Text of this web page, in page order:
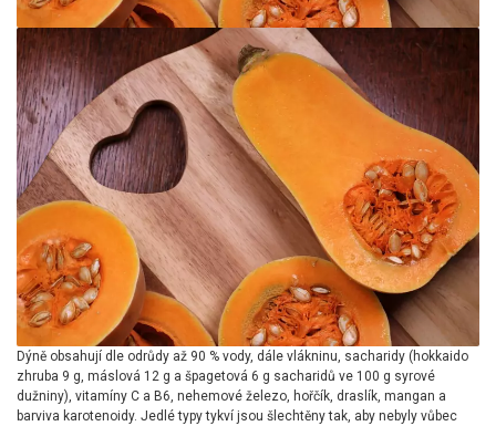
Dýně obsahují dle odrůdy až 90 % vody, dále vlákninu, sacharidy (hokkaido
zhruba 9 g, máslová 12 g a špagetová 6 g sacharidů ve 100 g syrové
dužniny), vitamíny C a B6, nehemové železo, hořčík, draslík, mangan a
barviva karotenoidy. Jedlé typy tykví jsou šlechtěny tak, aby nebyly vůbec